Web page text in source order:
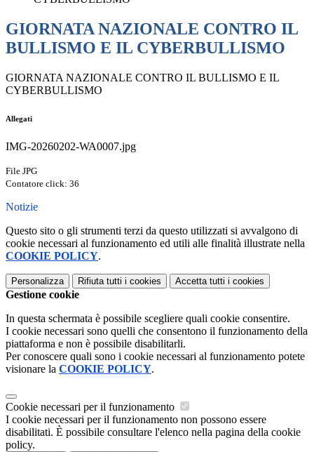
GIORNATA NAZIONALE CONTRO IL
BULLISMO E IL CYBERBULLISMO
GIORNATA NAZIONALE CONTRO IL BULLISMO E IL
CYBERBULLISMO
Allegati
IMG-20260202-WA0007.jpg
File JPG
Contatore click: 36
Notizie
Questo sito o gli strumenti terzi da questo utilizzati si avvalgono di
cookie necessari al funzionamento ed utili alle finalità illustrate nella
COOKIE POLICY.
Personalizza Rifiuta tutti i cookies Accetta tutti i cookies
Gestione cookie
In questa schermata è possibile scegliere quali cookie consentire.
I cookie necessari sono quelli che consentono il funzionamento della
piattaforma e non è possibile disabilitarli.
Per conoscere quali sono i cookie necessari al funzionamento potete
visionare la COOKIE POLICY.
Cookie necessari per il funzionamento
I cookie necessari per il funzionamento non possono essere
disabilitati. È possibile consultare l'elenco nella pagina della cookie
policy.